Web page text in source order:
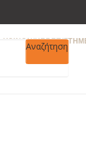
ΚΟΙΝΩΝΙΚΕΣ
Αναζήτηση